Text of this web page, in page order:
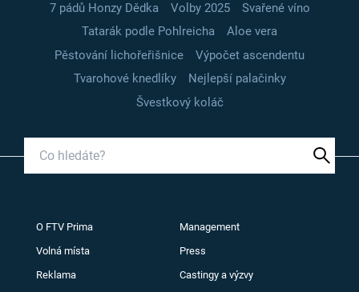
7 pádů Honzy Dědka
Volby 2025
Svařené víno
Tatarák podle Pohlreicha
Aloe vera
Pěstování lichořeřišnice
Výpočet ascendentu
Tvarohové knedlíky
Nejlepší palačinky
Švestkový koláč
O FTV Prima Management
Volná místa Press
Reklama Castingy a výzvy